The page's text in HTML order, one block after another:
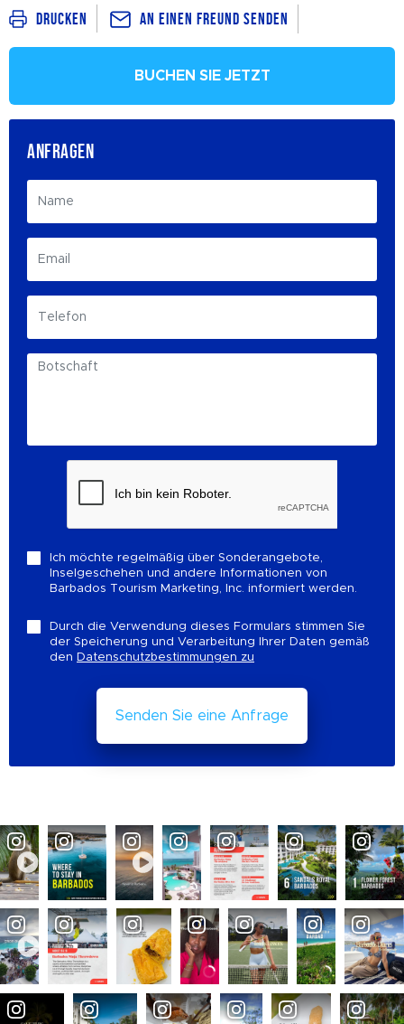
Drucken An einen Freund senden
BUCHEN SIE JETZT
ANFRAGEN
Ich möchte regelmäßig über Sonderangebote,
Inselgeschehen und andere Informationen von
Barbados Tourism Marketing, Inc. informiert werden.
Durch die Verwendung dieses Formulars stimmen Sie
der Speicherung und Verarbeitung Ihrer Daten gemäß
den Datenschutzbestimmungen zu